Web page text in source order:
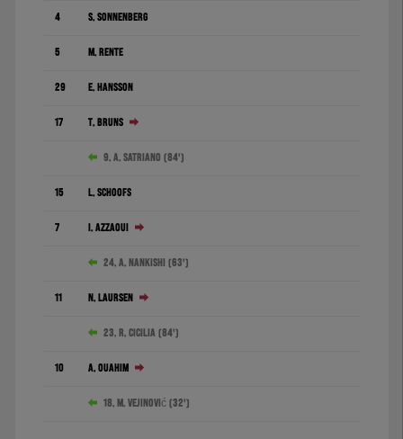
4 S. Sonnenberg
5 M. Rente
29 E. Hansson
17 T. Bruns
9. A. Satriano (84')
15 L. Schoofs
7 I. Azzaoui
24. A. Nankishi (63')
11 N. Laursen
23. R. Cicilia (84')
10 A. Ouahim
18. M. Vejinović (32')